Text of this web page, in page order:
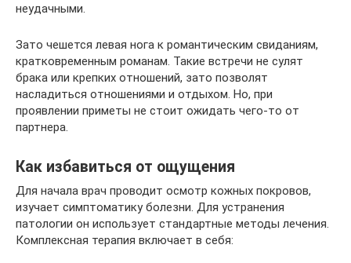
неудачными.
Зато чешется левая нога к романтическим свиданиям,
кратковременным романам. Такие встречи не сулят
брака или крепких отношений, зато позволят
насладиться отношениями и отдыхом. Но, при
проявлении приметы не стоит ожидать чего-то от
партнера.
Как избавиться от ощущения
Для начала врач проводит осмотр кожных покровов,
изучает симптоматику болезни. Для устранения
патологии он использует стандартные методы лечения.
Комплексная терапия включает в себя: